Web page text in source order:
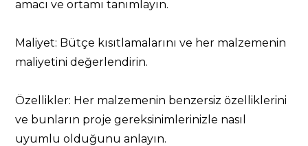
amacı ve ortamı tanımlayın.
Maliyet: Bütçe kısıtlamalarını ve her malzemenin
maliyetini değerlendirin.
Özellikler: Her malzemenin benzersiz özelliklerini
ve bunların proje gereksinimlerinizle nasıl
uyumlu olduğunu anlayın.